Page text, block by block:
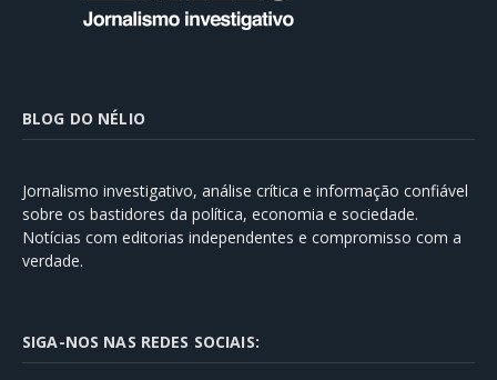
BLOG DO NÉLIO
Jornalismo investigativo, análise crítica e informação confiável
sobre os bastidores da política, economia e sociedade.
Notícias com editorias independentes e compromisso com a
verdade.
SIGA-NOS NAS REDES SOCIAIS: